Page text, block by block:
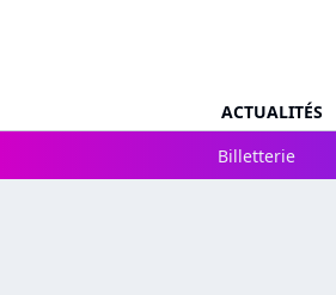
ACTUALITÉS
Billetterie